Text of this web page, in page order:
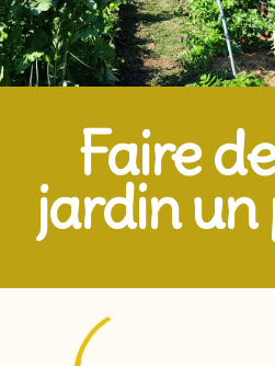
Faire
jardin un